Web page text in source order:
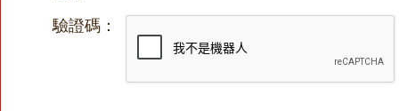
驗證碼：